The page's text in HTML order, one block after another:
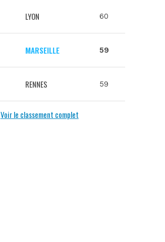
LYON 60
MARSEILLE 59
RENNES 59
Voir le classement complet